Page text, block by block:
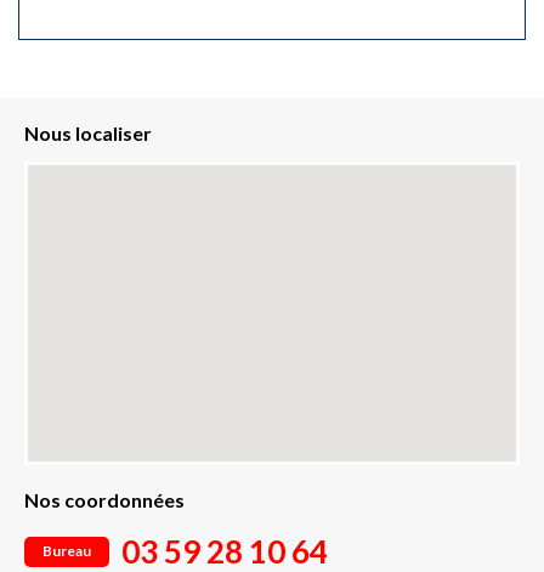
Nous localiser
Nos coordonnées
Bureau 03 59 28 10 64